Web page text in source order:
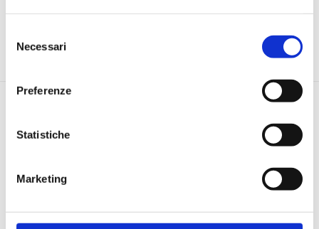
delNecessari
Preferenze
Statistiche
Marketing
Di seguito è possibile procedere all'iscrizione alle singole
ISCRIZIONE WEBINAR
ONLINE,
RIFERIMENTO
TELEFONO: 0272629601